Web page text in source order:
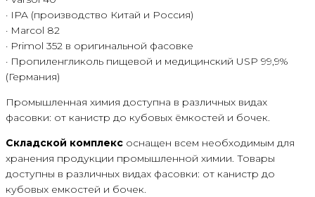
· IPA (производство Китай и Россия)
· Marcol 82
· Primol 352 в оригинальной фасовке
· Пропиленгликоль пищевой и медицинский USP 99,9%
(Германия)
Промышленная химия доступна в различных видах
фасовки: от канистр до кубовых ёмкостей и бочек.
Складской комплекс оснащен всем необходимым для
хранения продукции промышленной химии. Товары
доступны в различных видах фасовки: от канистр до
кубовых емкостей и бочек.